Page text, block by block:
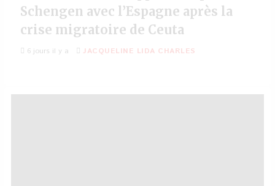
Schengen avec l’Espagne après la
crise migratoire de Ceuta
6 jours il y a JACQUELINE LIDA CHARLES